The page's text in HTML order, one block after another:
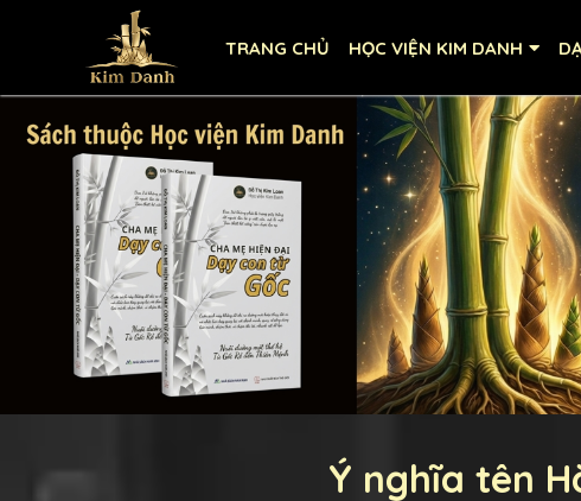
TRANG CHỦ HỌC VIỆN KIM DANH
Ý nghĩa tên